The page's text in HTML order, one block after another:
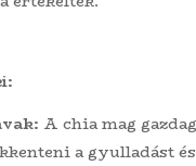
A chia mag
a gyulladást